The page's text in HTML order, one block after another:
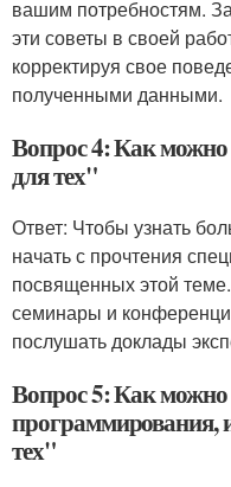
вашим потребностям.
эти советы в своей
корректируя свое
полученными данными.
Вопрос 4: Как можно
для тех"
Ответ: Чтобы узнать
начать с прочтения
посвященных этой
семинары и
послушать доклады
Вопрос 5: Как
программирования,
тех"